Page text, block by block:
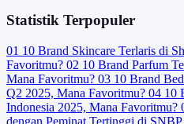
Statistik Terpopuler
01 10 Brand Skincare Terlaris di
Favoritmu? 02 10 Brand Parfum
Mana Favoritmu? 03 10 Brand
Q2 2025, Mana Favoritmu? 04 10
Indonesia 2025, Mana Favoritmu?
dengan Peminat Tertinggi di